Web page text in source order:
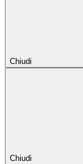
Chiudi
Chiudi